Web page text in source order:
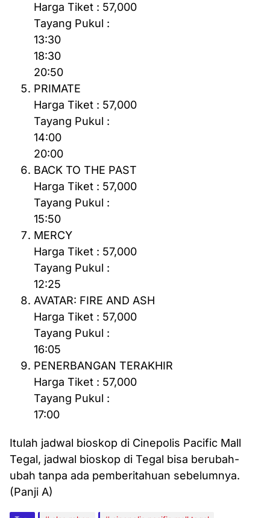
Harga Tiket : 57,000
Tayang Pukul :
13:30
18:30
20:50
PRIMATE
Harga Tiket : 57,000
Tayang Pukul :
14:00
20:00
BACK TO THE PAST
Harga Tiket : 57,000
Tayang Pukul :
15:50
MERCY
Harga Tiket : 57,000
Tayang Pukul :
12:25
AVATAR: FIRE AND ASH
Harga Tiket : 57,000
Tayang Pukul :
16:05
PENERBANGAN TERAKHIR
Harga Tiket : 57,000
Tayang Pukul :
17:00
Itulah jadwal bioskop di Cinepolis Pacific Mall
Tegal, jadwal bioskop di Tegal bisa berubah-
ubah tanpa ada pemberitahuan sebelumnya.
(Panji A)